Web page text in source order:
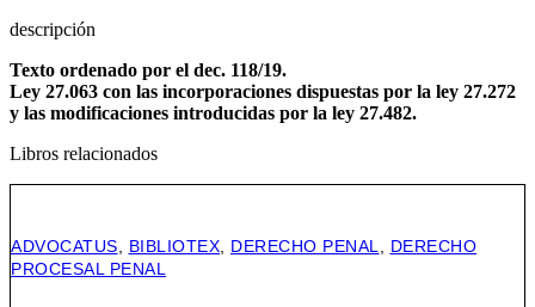
descripción
Texto ordenado por el dec. 118/19.
Ley 27.063 con las incorporaciones dispuestas por la ley 27.272
y las modificaciones introducidas por la ley 27.482.
Libros relacionados
ADVOCATUS, BIBLIOTEX, DERECHO PENAL, DERECHO
PROCESAL PENAL